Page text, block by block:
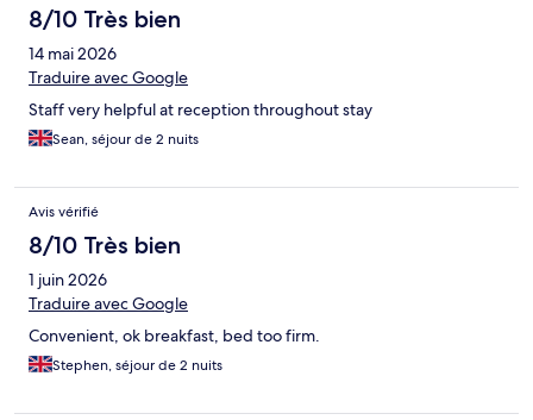
8/10 Très bien
14 mai 2026
Traduire avec Google
Staff very helpful at reception throughout stay
Sean, séjour de 2 nuits
Avis vérifié
8/10 Très bien
1 juin 2026
Traduire avec Google
Convenient, ok breakfast, bed too firm.
Stephen, séjour de 2 nuits